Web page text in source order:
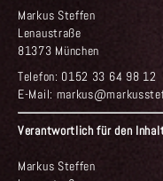
Markus Steffen
Lenaustraße
81373 München
Telefon: 0152 33 64 98 12
E-Mail:
Verantwortlich für den
Markus Steffen